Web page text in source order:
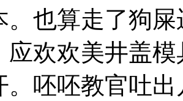
。也算走了狗
应欢欢美井盖
。呸呸教官吐